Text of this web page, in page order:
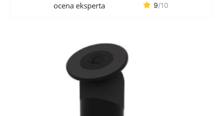
ocena eksperta 9/10